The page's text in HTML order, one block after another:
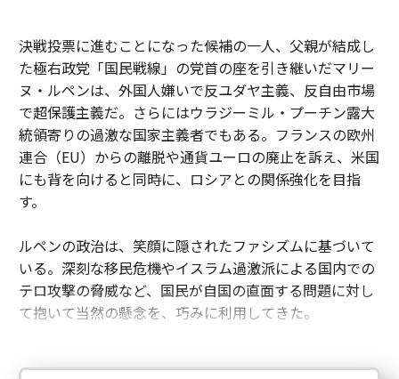
決戦投票に進むことになった候補の一人、父親が結成し
た極右政党「国民戦線」の党首の座を引き継いだマリー
ヌ・ルペンは、外国人嫌いで反ユダヤ主義、反自由市場
で超保護主義だ。さらにはウラジーミル・プーチン露大
統領寄りの過激な国家主義者でもある。フランスの欧州
連合（EU）からの離脱や通貨ユーロの廃止を訴え、米国
にも背を向けると同時に、ロシアとの関係強化を目指
す。
ルペンの政治は、笑顔に隠されたファシズムに基づいて
いる。深刻な移民危機やイスラム過激派による国内での
テロ攻撃の脅威など、国民が自国の直面する問題に対し
て抱いて当然の懸念を、巧みに利用してきた。